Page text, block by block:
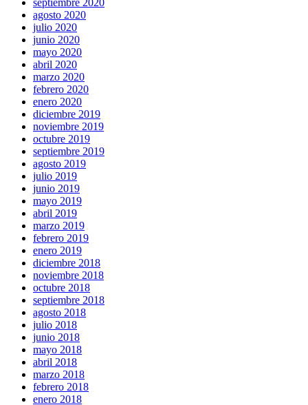
septiembre 2020
agosto 2020
julio 2020
junio 2020
mayo 2020
abril 2020
marzo 2020
febrero 2020
enero 2020
diciembre 2019
noviembre 2019
octubre 2019
septiembre 2019
agosto 2019
julio 2019
junio 2019
mayo 2019
abril 2019
marzo 2019
febrero 2019
enero 2019
diciembre 2018
noviembre 2018
octubre 2018
septiembre 2018
agosto 2018
julio 2018
junio 2018
mayo 2018
abril 2018
marzo 2018
febrero 2018
enero 2018